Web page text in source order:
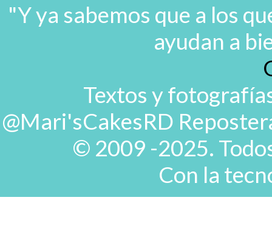
"Y ya sabemos que a los
ayudan a
Textos y
@Mari'sCakesRD
© 2009 -2025.
Con la